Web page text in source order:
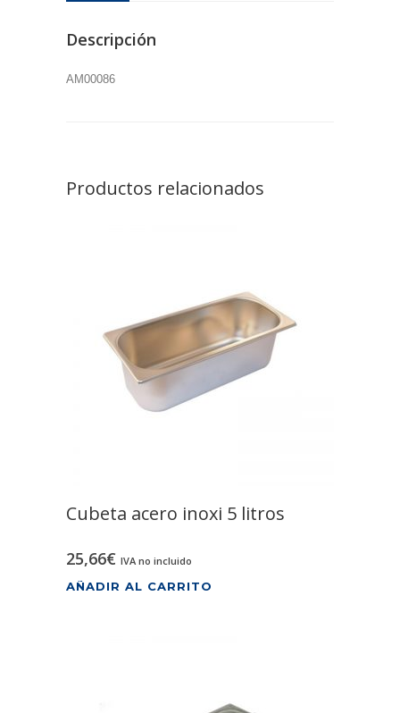
Descripción
AM00086
Productos relacionados
Cubeta acero inoxi 5 litros
25,66€ IVA no incluido
AÑADIR AL CARRITO